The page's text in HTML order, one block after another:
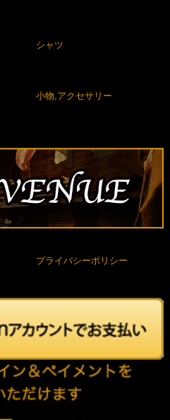
シャツ
小物,アクセサリー
プライバシーポリシー